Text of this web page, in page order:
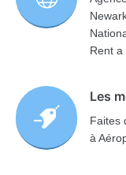
Rent a
Les
Faites
à